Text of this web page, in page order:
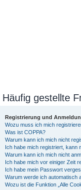
Häufig gestellte
Registrierung und
Wozu muss ich mich
Was ist COPPA?
Warum kann ich mich nicht
Ich habe mich registriert, kann
Warum kann ich mich nicht
Ich habe mich vor einiger Zeit
Ich habe mein Passwort
Warum werde ich automatisch
Wozu ist die Funktion „Alle